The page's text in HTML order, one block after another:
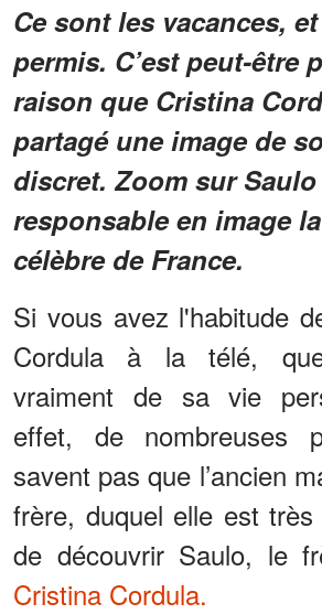
Ce sont les vacances,
permis. C’est peut-être
raison que Cristina
partagé une image de
discret. Zoom sur
responsable en image
célèbre de France.
Si vous avez l'habitude
Cordula à la télé,
vraiment de sa vie
effet, de nombreuses
savent pas que l’ancien
frère, duquel elle est
de découvrir Saulo, le
Cristina Cordula.